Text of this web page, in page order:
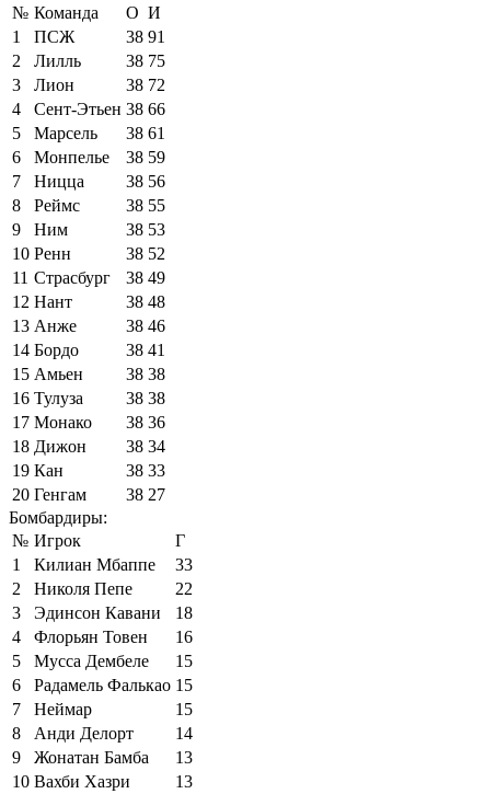
№ Команда О И
1
ПСЖ 38 91
2
Лилль 38 75
3
Лион 38 72
4
Сент-Этьен 38 66
5
Марсель 38 61
6
Монпелье 38 59
7
Ницца 38 56
8
Реймс 38 55
9
Ним 38 53
10 Ренн 38 52
11 Страсбург 38 49
12 Нант 38 48
13 Анже 38 46
14 Бордо 38 41
15 Амьен 38 38
16 Тулуза 38 38
17 Монако 38 36
18 Дижон 38 34
19 Кан 38 33
20 Генгам 38 27
Бомбардиры:
№ Игрок
Г
1
Килиан Мбаппе
33
2
Николя Пепе
22
3
Эдинсон Кавани
18
4
Флорьян Товен
16
5
Мусса Дембеле
15
6
Радамель Фалькао 15
7
Неймар
15
8
Анди Делорт
14
9
Жонатан Бамба
13
10 Вахби Хазри
13